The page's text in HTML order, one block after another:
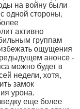
на войну были
одной стороны,
активно
группам
ощущения
анонсе -
можно будет в
недели, хотя,
замок
урона.
еще более